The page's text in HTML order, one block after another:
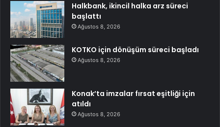
Halkbank, ikincil halka arz süreci
başlattı
Ağustos 8, 2026
KOTKO için dönüşüm süreci başladı
Ağustos 8, 2026
Konak’ta imzalar fırsat eşitliği için
atıldı
Ağustos 8, 2026